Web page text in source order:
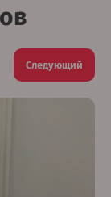
Следующий